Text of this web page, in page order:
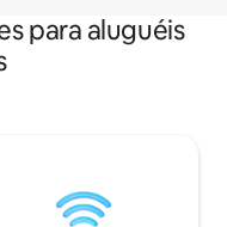
para aluguéis